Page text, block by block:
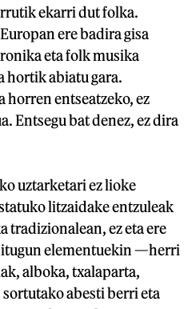
ekarri dut folka.
ere badira gisa
eta folk musika
hortik abiatu gara.
horren entseatzeko, ez
Entsegu bat denez, ez dira
uztarketari ez lioke
litzaidake entzuleak
tradizionalean, ez eta ere
elementuekin —herri
alboka, txalaparta,
abesti berri eta